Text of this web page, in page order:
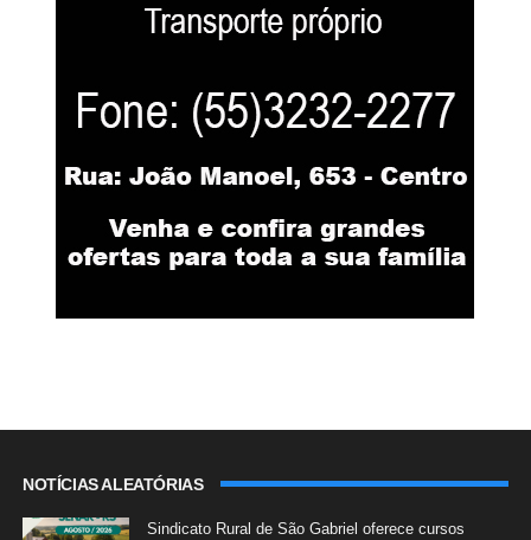
NOTÍCIAS ALEATÓRIAS
Sindicato Rural de São Gabriel oferece cursos